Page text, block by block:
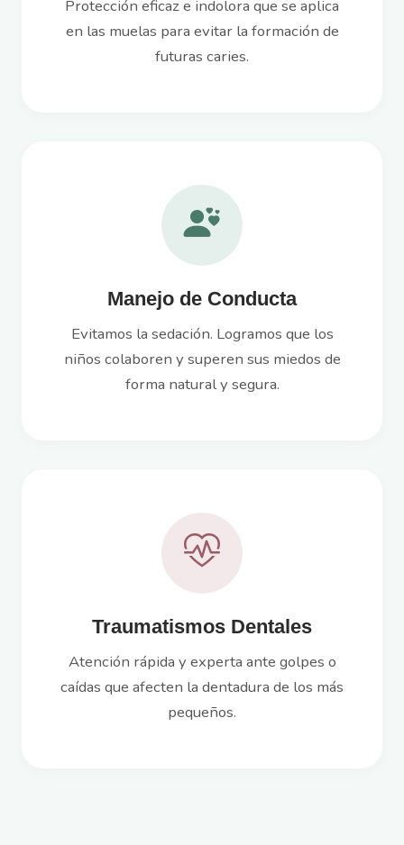
Protección eficaz e indolora que se aplica
en las muelas para evitar la formación de
futuras caries.
Manejo de Conducta
Evitamos la sedación. Logramos que los
niños colaboren y superen sus miedos de
forma natural y segura.
Traumatismos Dentales
Atención rápida y experta ante golpes o
caídas que afecten la dentadura de los más
pequeños.